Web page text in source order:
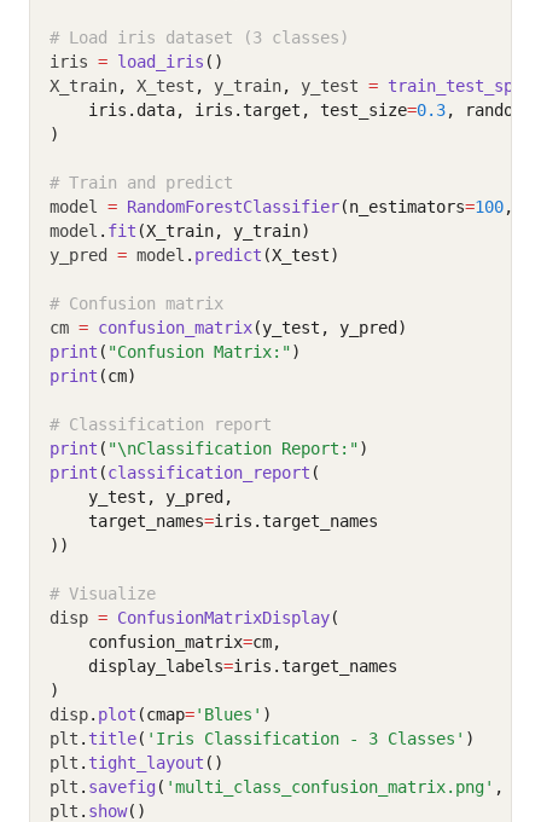
# Load iris dataset (3 classes)
iris = load_iris ()
X_train, X_test , y_train, y_test = train_test_split
    iris.data, iris.target, test_size
=0.3,
)
# Train and predict
model = RandomForestClassifier(n_estimators=100,
model . fit (X_train, y_train)
y_pred = model . predict (X_test)
# Confusion matrix
cm = confusion_matrix(y_test, y_pred)
print ( "Confusion Matrix:")
print (cm)
# Classification report
print ( "\nClassification Report:")
print (classification_report (
    y_test, y_pred,
    target_names
=iris.target_names
))
# Visualize
disp = ConfusionMatrixDisplay(
    confusion_matrix
=cm,
    display_labels
=iris.target_names
)
disp. plot (cmap='Blues' )
plt . title( 'Iris Classification - 3 Classes' )
plt . tight_layout ()
plt . savefig ( 'multi_class_confusion_matrix.png' , dpi
plt . show()